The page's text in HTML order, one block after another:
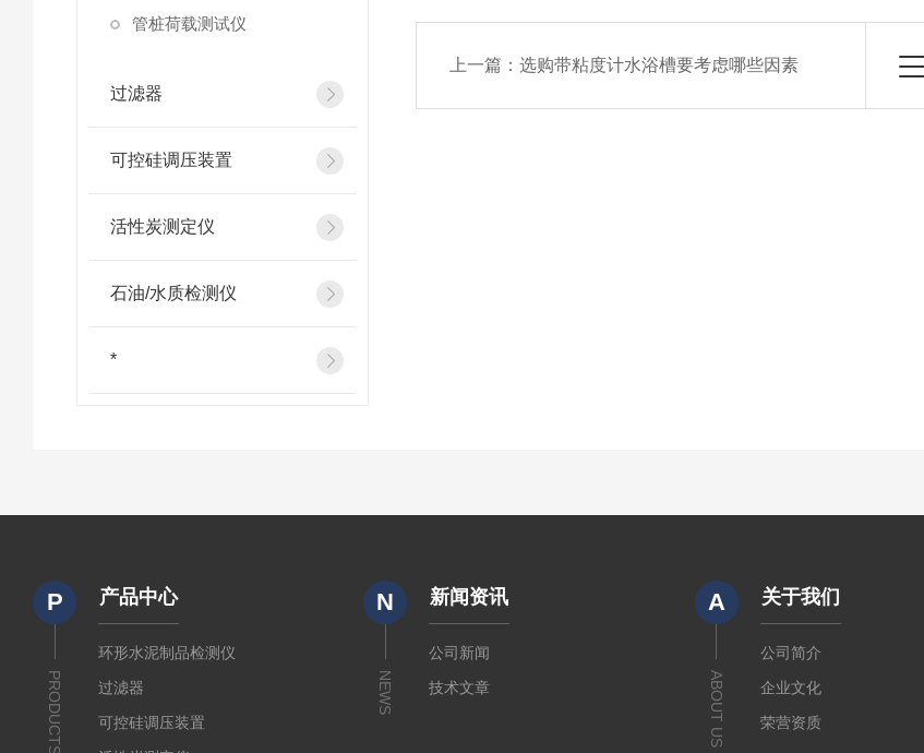
管桩荷载测试仪
过滤器
可控硅调压装置
活性炭测定仪
石油/水质检测仪
*
上一篇：选购带粘度计水浴槽要考虑哪些因素
P
PRODUCTS
产品中心
环形水泥制品检测仪
过滤器
可控硅调压装置
N
NEWS
新闻资讯
公司新闻
技术文章
A
ABOUT US
关于我们
公司简介
企业文化
荣营资质